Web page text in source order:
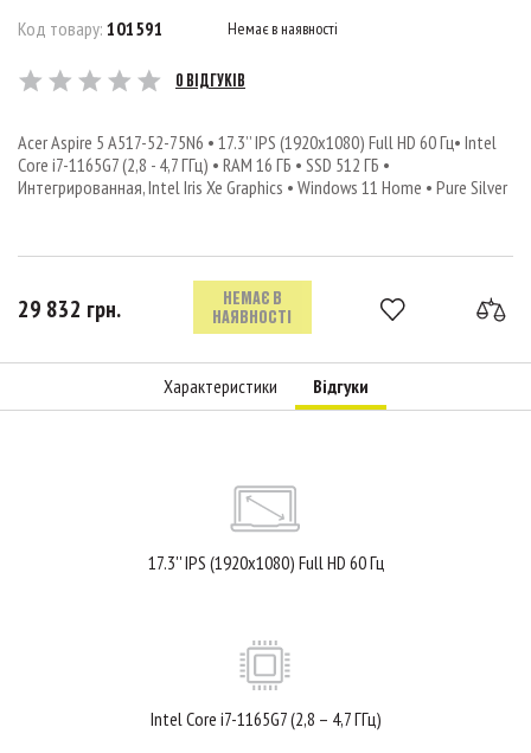
Код товару: 101591 Немає в наявності
0 ВІДГУКІВ
Acer Aspire 5 A517-52-75N6 • 17.3’’ IPS (1920x1080) Full HD 60 Гц• Intel
Core i7-1165G7 (2,8 - 4,7 ГГц) • RAM 16 ГБ • SSD 512 ГБ •
Интегрированная, Intel Iris Xe Graphics • Windows 11 Home • Pure Silver
29 832 грн.
НЕМАЄ В
НАЯВНОСТІ
Характеристики Відгуки
17.3'' IPS (1920x1080) Full HD 60 Гц
Intel Core i7-1165G7 (2,8 – 4,7 ГГц)